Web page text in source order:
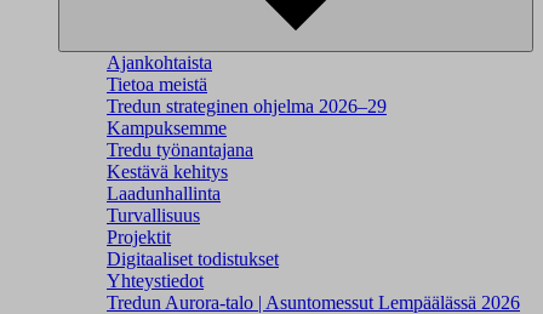
Ajankohtaista
Tietoa meistä
Tredun strateginen ohjelma 2026–29
Kampuksemme
Tredu työnantajana
Kestävä kehitys
Laadunhallinta
Turvallisuus
Projektit
Digitaaliset todistukset
Yhteystiedot
Tredun Aurora-talo | Asuntomessut Lempäälässä 2026